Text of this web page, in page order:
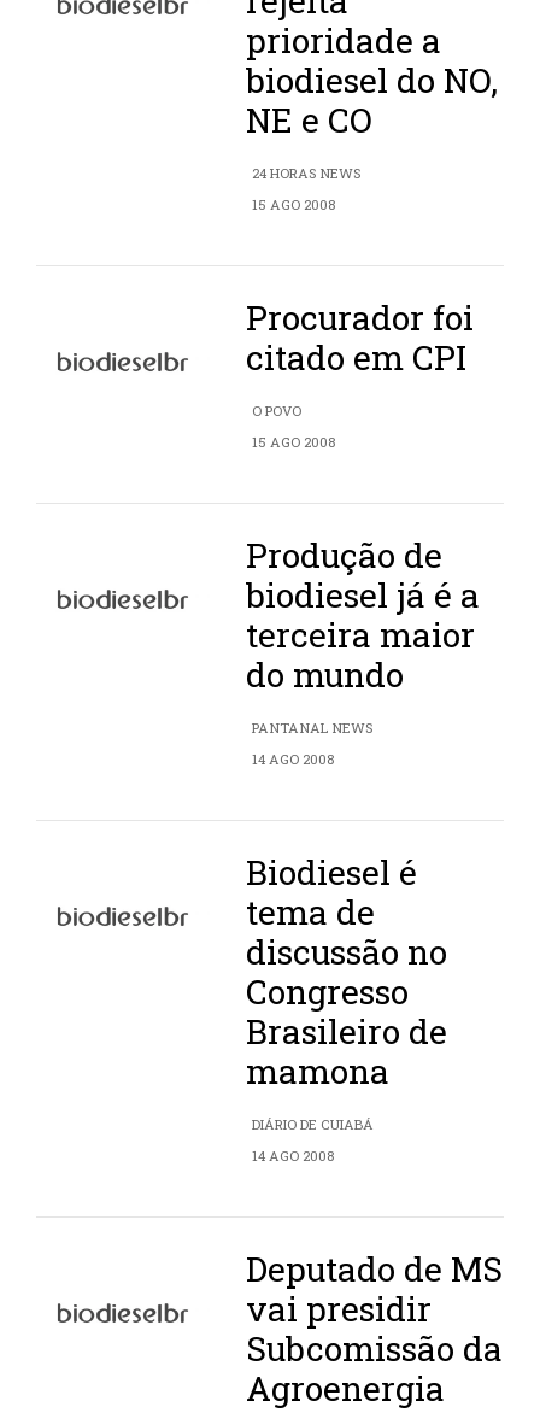
prioridade a
biodiesel do NO,
NE e CO
24 HORAS NEWS
15 AGO 2008
Procurador foi
citado em CPI
O POVO
15 AGO 2008
Produção de
biodiesel já é a
terceira maior
do mundo
PANTANAL NEWS
14 AGO 2008
Biodiesel é
tema de
discussão no
Congresso
Brasileiro de
mamona
DIÁRIO DE CUIABÁ
14 AGO 2008
Deputado de MS
vai presidir
Subcomissão da
Agroenergia